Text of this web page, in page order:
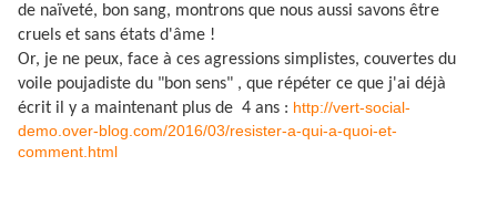
de naïveté, bon sang, montrons que nous aussi savons être
cruels et sans états d'âme !
Or, je ne peux, face à ces agressions simplistes, couvertes du
voile poujadiste du "bon sens" , que répéter ce que j'ai déjà
écrit il y a maintenant plus de 4 ans : http://vert-social-
demo.over-blog.com/2016/03/resister-a-qui-a-quoi-et-
comment.html